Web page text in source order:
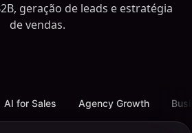
geração de leads e estratégia
de vendas.
AI for Sales Agency Growth